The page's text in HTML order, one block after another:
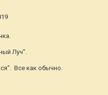
Луч".
Все как обычно.